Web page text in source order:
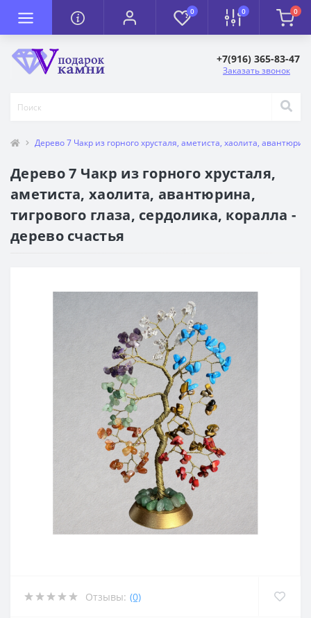
0 0 0
+7(916) 365-83-47
Заказать звонок
Дерево 7 Чакр из горного хрусталя, аметиста, хаолита,
Дерево 7 Чакр из горного хрусталя,
аметиста, хаолита, авантюрина,
тигрового глаза, сердолика, коралла -
дерево счастья
Отзывы: (0)